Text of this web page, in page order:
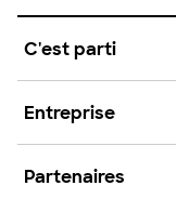
C'est parti
Entreprise
Partenaires